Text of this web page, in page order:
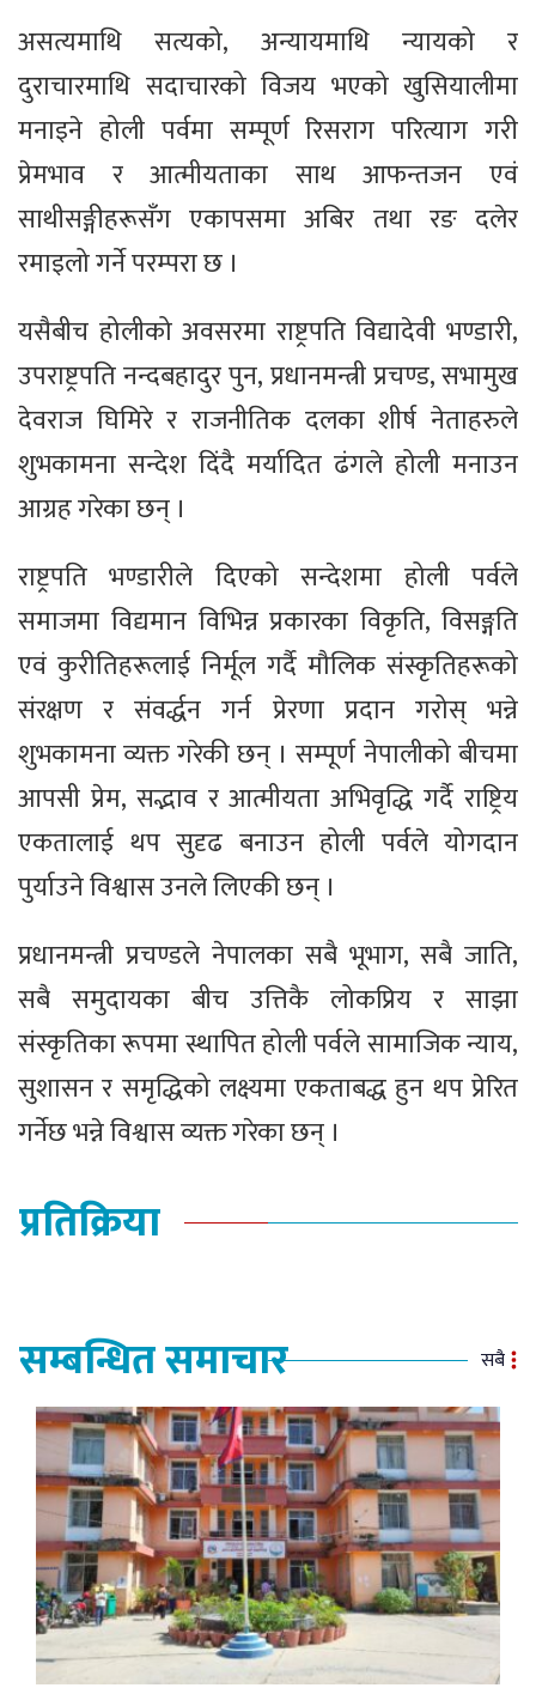
असत्यमाथि सत्यको, अन्यायमाथि न्यायको र
दुराचारमाथि सदाचारको विजय भएको खुसियालीमा
मनाइने होली पर्वमा सम्पूर्ण रिसराग परित्याग गरी
प्रेमभाव र आत्मीयताका साथ आफन्तजन एवं
साथीसङ्गीहरूसँग एकापसमा अबिर तथा रङ दलेर
रमाइलो गर्ने परम्परा छ ।
यसैबीच होलीको अवसरमा राष्ट्रपति विद्यादेवी भण्डारी,
उपराष्ट्रपति नन्दबहादुर पुन, प्रधानमन्त्री प्रचण्ड, सभामुख
देवराज घिमिरे र राजनीतिक दलका शीर्ष नेताहरुले
शुभकामना सन्देश दिंदै मर्यादित ढंगले होली मनाउन
आग्रह गरेका छन् ।
राष्ट्रपति भण्डारीले दिएको सन्देशमा होली पर्वले
समाजमा विद्यमान विभिन्न प्रकारका विकृति, विसङ्गति
एवं कुरीतिहरूलाई निर्मूल गर्दै मौलिक संस्कृतिहरूको
संरक्षण र संवर्द्धन गर्न प्रेरणा प्रदान गरोस् भन्ने
शुभकामना व्यक्त गरेकी छन् । सम्पूर्ण नेपालीको बीचमा
आपसी प्रेम, सद्भाव र आत्मीयता अभिवृद्धि गर्दै राष्ट्रिय
एकतालाई थप सुदृढ बनाउन होली पर्वले योगदान
पुर्याउने विश्वास उनले लिएकी छन् ।
प्रधानमन्त्री प्रचण्डले नेपालका सबै भूभाग, सबै जाति,
सबै समुदायका बीच उत्तिकै लोकप्रिय र साझा
संस्कृतिका रूपमा स्थापित होली पर्वले सामाजिक न्याय,
सुशासन र समृद्धिको लक्ष्यमा एकताबद्ध हुन थप प्रेरित
गर्नेछ भन्ने विश्वास व्यक्त गरेका छन् ।
प्रतिक्रिया
सम्बन्धित समाचार सबै